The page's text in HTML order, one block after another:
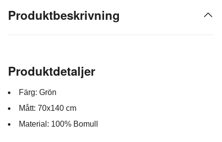
Produktbeskrivning
Produktdetaljer
Färg: Grön
Mått: 70x140 cm
Material: 100% Bomull